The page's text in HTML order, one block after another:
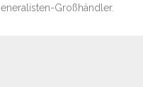
Großhändler.